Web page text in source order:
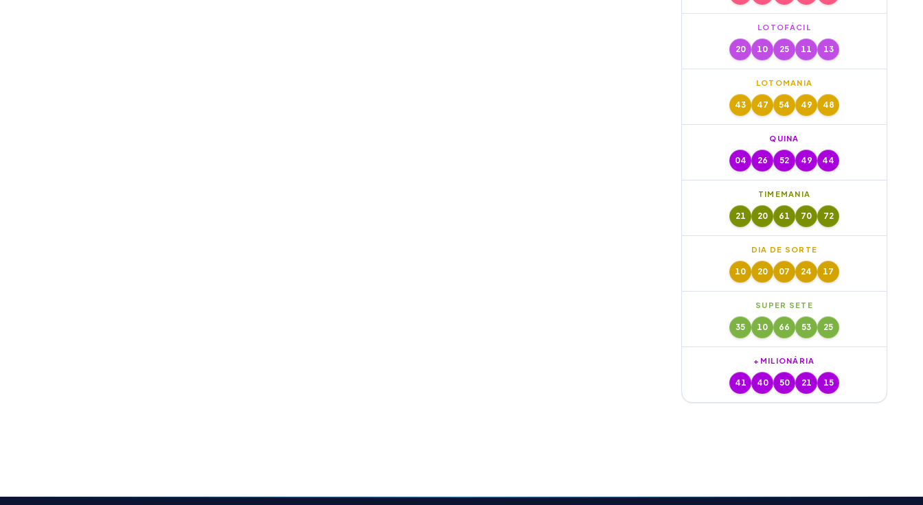
LOTOFÁCIL
20 10 25 11 13
LOTOMANIA
43 47 54 49 48
QUINA
04 26 52 49 44
TIMEMANIA
21 20 61 70 72
DIA DE SORTE
10 20 07 24 17
SUPER SETE
35 10 66 53 25
+MILIONÁRIA
41 40 50 21 15